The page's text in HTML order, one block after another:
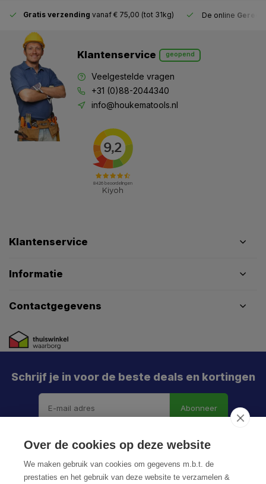
Gratis verzending vanaf € 75,00 (tot 31kg) De online
Klantenservice geopend
Veelgestelde vragen
+31 (0)88-2044340
info@houkematools.nl
Klantenservice
Informatie
Contactgegevens
Schrijf je in voor de beste deals en kortingen
Abonneer
Over de cookies op deze website
We maken gebruik van cookies om gegevens m.b.t. de
prestaties en het gebruik van deze website te verzamelen &